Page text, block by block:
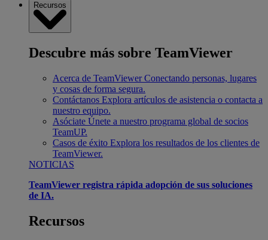
Recursos
Descubre más sobre TeamViewer
Acerca de TeamViewer Conectando personas, lugares
y cosas de forma segura.
Contáctanos Explora artículos de asistencia o contacta a
nuestro equipo.
Asóciate Únete a nuestro programa global de socios
TeamUP.
Casos de éxito Explora los resultados de los clientes de
TeamViewer.
NOTICIAS
TeamViewer registra rápida adopción de sus soluciones
de IA.
Recursos